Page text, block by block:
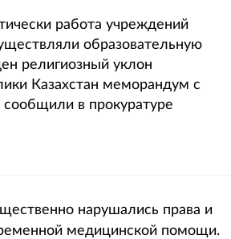
работа учреждений
образовательную
религиозный уклон
Казахстан меморандум с
в прокуратуре
нарушались права и
медицинской помощи.